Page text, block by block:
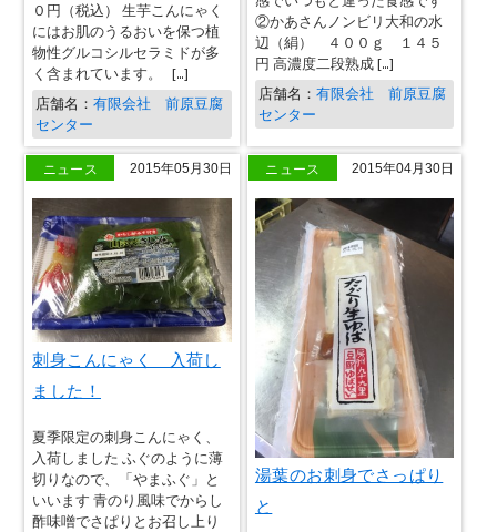
０円（税込） 生芋こんにゃく
にはお肌のうるおいを保つ植
物性グルコシルセラミドが多
く含まれています。 […]
店舗名：有限会社 前原豆腐
センター
②かあさんノンビリ大和の水
辺（絹） ４００ｇ １４５
円 高濃度二段熟成 […]
店舗名： 有限会社 前原豆腐
センター
ニュース 2015年05月30日
刺身こんにゃく 入荷し
ました！
夏季限定の刺身こんにゃく、
入荷しました ふぐのように薄
切りなので、「やまふぐ」と
いいます 青のり風味でからし
酢味噌でさぱりとお召し上り
ニュース 2015年04月30日
湯葉のお刺身でさっぱり
と